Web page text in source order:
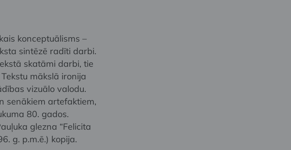
konceptuālisms –
sintēzē radīti darbi.
skatāmi darbi, tie
mākslā ironija
vizuālo valodu.
senākiem artefaktiem,
80. gados.
glezna “Felicita
g. p.m.ē.) kopija.